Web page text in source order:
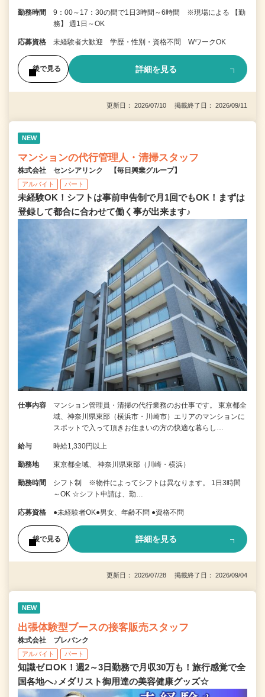
勤務時間
9：00～17：30の間で1日3時間～6時間 ※現場による 【勤
務】 週1日～OK
応募資格 未経験者大歓迎 学歴・性別・資格不問 WワークOK
後で見る 詳細を見る
更新日： 2026/07/10 掲載終了日： 2026/09/11
NEW
マンションの代行管理人・清掃スタッフ
株式会社 センシアリンク 【毎日興業グループ】
アルバイト パート
未経験OK！シフトは事前申告制で月1回でもOK！まずは
登録して都合に合わせて働く事が出来ます♪
仕事内容
マンション管理員・清掃の代行業務のお仕事です。 東京都全
域、神奈川県東部（横浜市・川崎市）エリアのマンションに
スポットで入って頂きお住まいの方の快適な暮らし…
給与 時給1,330円以上
勤務地 東京都全域、 神奈川県東部（川崎・横浜）
勤務時間
シフト制 ※物件によってシフトは異なります。 1日3時間
～OK ☆シフト申請は、勤…
応募資格 ●未経験者OK●男女、年齢不問 ●資格不問
後で見る 詳細を見る
更新日： 2026/07/28 掲載終了日： 2026/09/04
NEW
出張体験型ブースの接客販売スタッフ
株式会社 プレバンク
アルバイト パート
知識ゼロOK！週2～3日勤務で月収30万も！旅行感覚で全
国各地へ♪メダリスト御用達の美容健康グッズ☆